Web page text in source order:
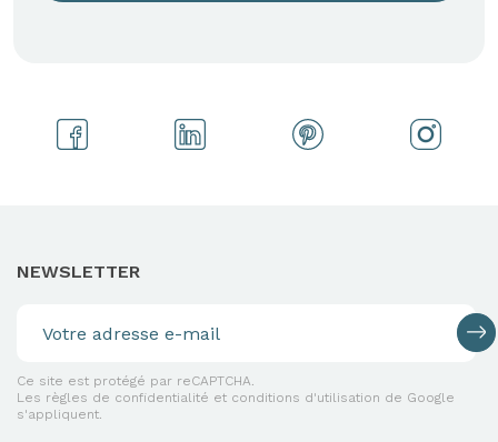
NEWSLETTER
Ce site est protégé par reCAPTCHA.
Les règles de confidentialité et conditions d'utilisation de Google
s'appliquent.